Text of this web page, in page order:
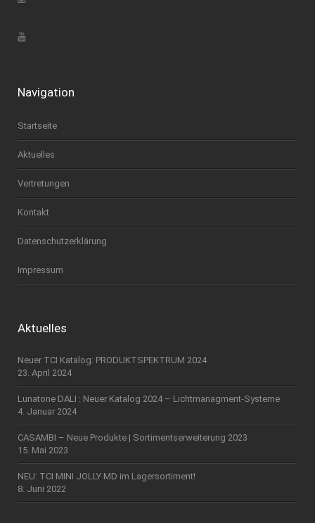
Navigation
Startseite
Aktuelles
Vertretungen
Kontakt
Datenschutzerklärung
Impressum
Aktuelles
Neuer TCI Katalog: PRODUKTSPEKTRUM 2024
23. April 2024
Lunatone DALI : Neuer Katalog 2024 – Lichtmanagment-Systeme
4. Januar 2024
CASAMBI – Neue Produkte | Sortimentserweiterung 2023
15. Mai 2023
NEU: TCI MINI JOLLY MD im Lagersortiment!
8. Juni 2022